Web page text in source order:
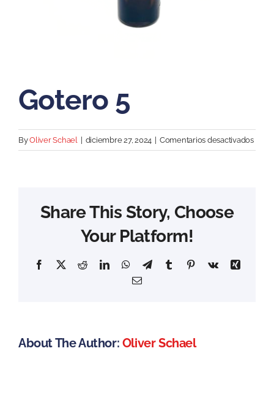
Gotero 5
ByOliver Schael diciembre 27, 2024 Comentarios desactivadosen
Share This Story, Choose
Your Platform!
Facebook
X RedditLinkedInWhatsApp
TelegramTumblrPinterestVk
Xing
Email
About The Author: Oliver Schael